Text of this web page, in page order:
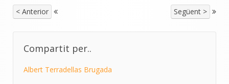
< Anterior Següent >
Compartit per..
Albert Terradellas Brugada